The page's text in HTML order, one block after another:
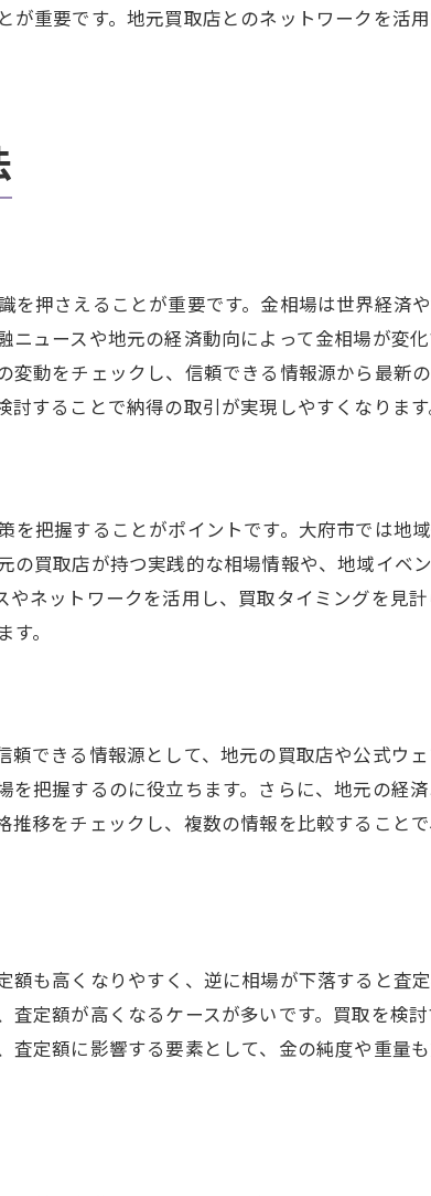
相場の関係を解説
制度併用のポイント
金活用の実践法
利息の買取戦略
重要です。地元買取店とのネットワークを活
押さえることが重要です。金相場は世界経済
ュースや地元の経済動向によって金相場が変
動をチェックし、信頼できる情報源から最新
することで納得の取引が実現しやすくなります
把握することがポイントです。大府市では地
買取店が持つ実践的な相場情報や、地域イベ
ネットワークを活用し、買取タイミングを見計
。
できる情報源として、地元の買取店や公式ウ
把握するのに役立ちます。さらに、地元の経
移をチェックし、複数の情報を比較すること
も高くなりやすく、逆に相場が下落すると査
定額が高くなるケースが多いです。買取を検
定額に影響する要素として、金の純度や重量